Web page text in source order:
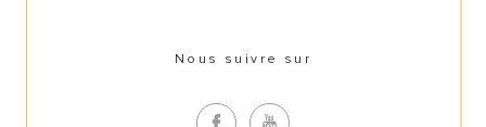
Nous suivre sur